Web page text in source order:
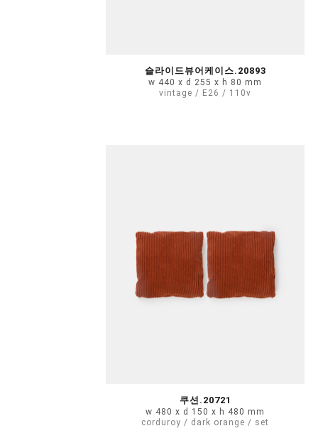
슬라이드뷰어케이스.20893
w 440 x d 255 x h 80 mm
vintage / E26 / 110v
쿠션.20721
w 480 x d 150 x h 480 mm
corduroy / dark orange / set